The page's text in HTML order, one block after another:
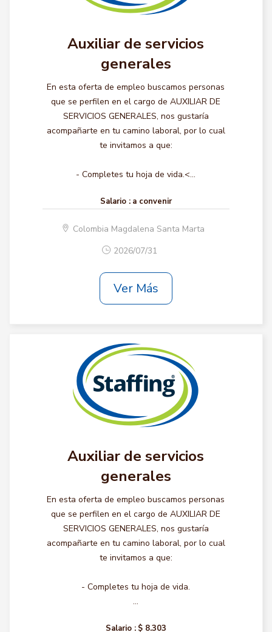
Auxiliar de servicios
generales
En esta oferta de empleo buscamos personas
que se perfilen en el cargo de AUXILIAR DE
SERVICIOS GENERALES, nos gustaría
acompañarte en tu camino laboral, por lo cual
te invitamos a que:
- Completes tu hoja de vida.<...
Salario : a convenir
Colombia Magdalena Santa Marta
2026/07/31
Ver Más
Auxiliar de servicios
generales
En esta oferta de empleo buscamos personas
que se perfilen en el cargo de AUXILIAR DE
SERVICIOS GENERALES, nos gustaría
acompañarte en tu camino laboral, por lo cual
te invitamos a que:
- Completes tu hoja de vida.
...
Salario : $ 8.303